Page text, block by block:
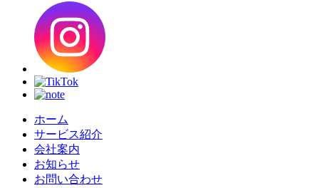
ホーム
サービス紹介
会社案内
お知らせ
お問い合わせ